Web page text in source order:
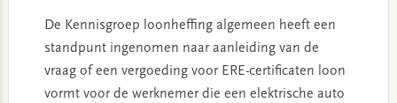
De Kennisgroep loonheffing algemeen heeft een
standpunt ingenomen naar aanleiding van de
vraag of een vergoeding voor ERE-certificaten loon
vormt voor de werknemer die een elektrische auto